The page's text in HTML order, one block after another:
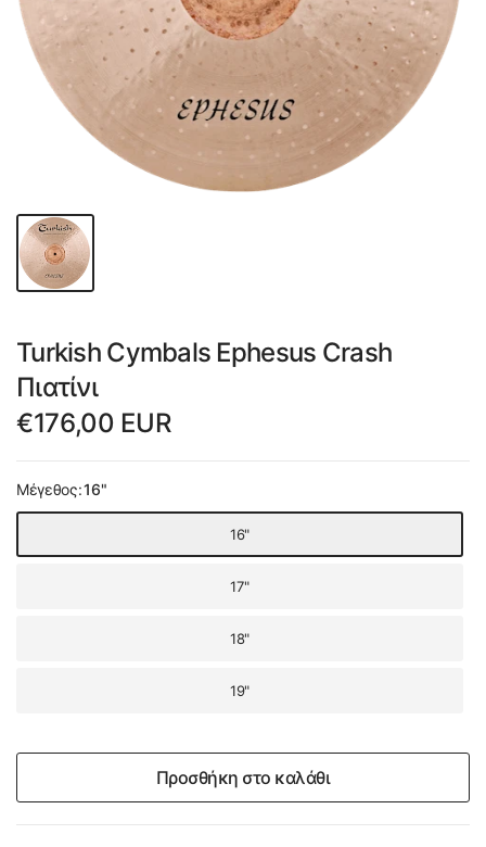
Turkish Cymbals Ephesus Crash
Πιατίνι
€176,00 EUR
Μέγεθος:16"
16"
17"
18"
19"
Προσθήκη στο καλάθι